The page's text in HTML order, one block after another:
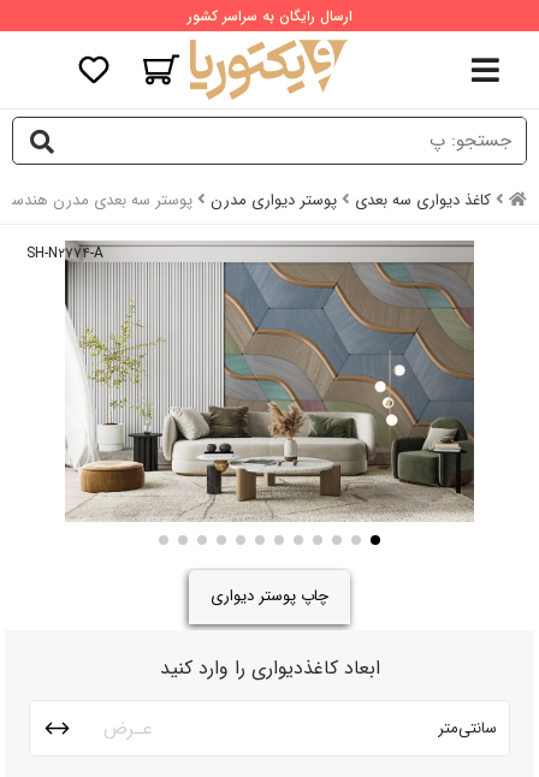
ارسال رایگان به سراسر کشور
کاغذ دیواری سه بعدی پوستر دیواری مدرن پوستر سه بعدی مدرن
SH-N۲۷۷۴-A
چاپ پوستر دیواری
ابعاد کاغذدیواری را وارد کنید
سانتی‌متر